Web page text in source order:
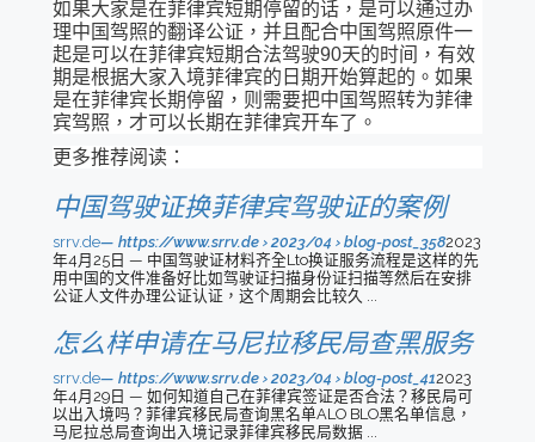
如果大家是在菲律宾短期停留的话，是可以通过办
理中国驾照的翻译公证，并且配合中国驾照原件一
起是可以在菲律宾短期合法驾驶90天的时间，有效
期是根据大家入境菲律宾的日期开始算起的。如果
是在菲律宾长期停留，则需要把中国驾照转为菲律
宾驾照，才可以长期在菲律宾开车了。
更多推荐阅读：
中国驾驶证换菲律宾驾驶证的案例
srrv.de https://www.srrv.de › 2023/04 › blog-post_3582023
年4月25日 — 中国驾驶证材料齐全Lto换证服务流程是这样的先
用中国的文件准备好比如驾驶证扫描身份证扫描等然后在安排
公证人文件办理公证认证，这个周期会比较久 ...
怎么样申请在马尼拉移民局查黑服务
srrv.de https://www.srrv.de › 2023/04 › blog-post_412023
年4月29日 — 如何知道自己在菲律宾签证是否合法？移民局可
以出入境吗？菲律宾移民局查询黑名单ALO BLO黑名单信息，
马尼拉总局查询出入境记录菲律宾移民局数据 ...